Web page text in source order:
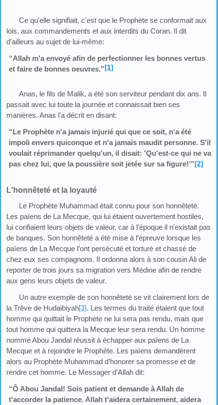
Ce qu'elle signifiait, c'est que le Prophète se conformait aux
lois, aux commandements et aux interdits du Coran. Il dit
d'ailleurs au sujet de lui-même:
“Allah m'a envoyé afin de perfectionner les bonnes vertus
et faire de bonnes oeuvres.”[1]
Anas, le fils de Malik, a été son serviteur pendant dix ans. Il
passait avec lui toute la journée et connaissait bien ses
manières. Anas l'a décrit en disant:
“Le Prophète n'a jamais injurié qui que ce soit, n'a été
impoli envers quiconque et n'a jamais maudit personne. S'il
voulait réprimander quelqu'un, il disait: 'Qu'est-ce qui ne va
pas chez lui, que la poussière soit jetée sur sa figure!’”[2]
L'honnêteté et la loyauté
Le Prophète Muhammad était connu pour son honnêteté.
Les païens de La Mecque, qui lui étaient ouvertement hostiles,
lui confiaient leurs objets de valeur, car à l'époque il n'existait pas
de banques. Son honnêteté a été mise à l’épreuve lorsque les
païens de La Mecque l’ont persécuté et torturé et chassé de
chez eux ses compagnons. Il ordonna alors à son cousin Ali de
reporter de trois jours sa migration vers Médine afin de rendre
aux gens leurs objets de valeur.
Un autre exemple de son honnêteté se vit clairement lors de
la Trêve de Hudaibiyah[3]. Les termes du traité étaient que tout
homme qui quittait le Prophète ne lui sera pas rendu, mais que
tout homme qui quittera la Mecque leur sera rendu. Un homme
nommé Abou Jandal réussit à échapper aux païens de La
Mecque et à rejoindre le Prophète. Les païens demandèrent
alors au Prophète Muhammad d’honorer sa promesse et de
rendre cet homme. Le Messager d'Allah dit:
“Ô Abou Jandal! Sois patient et demande à Allah de
t'accorder la patience. Allah t'aidera certainement, aidera